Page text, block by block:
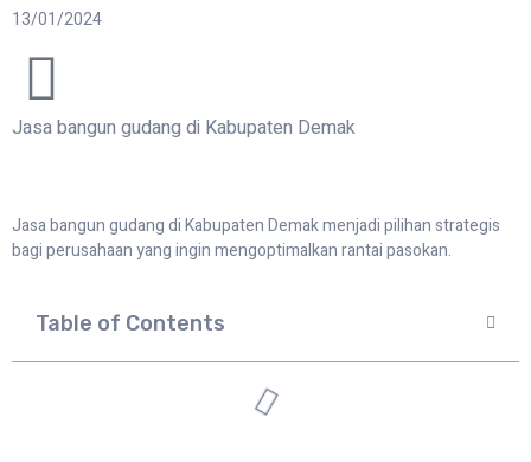
13/01/2024
Jasa bangun gudang di Kabupaten Demak
Jasa bangun gudang di Kabupaten Demak menjadi pilihan strategis
bagi perusahaan yang ingin mengoptimalkan rantai pasokan.
Table of Contents